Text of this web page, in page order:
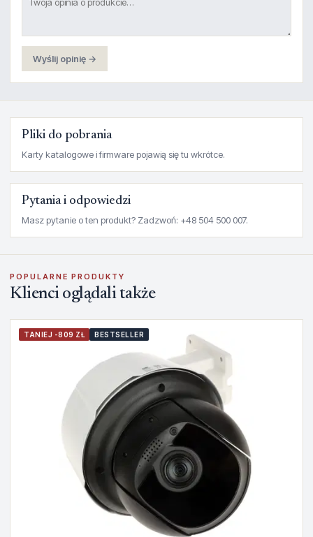
Wyślij opinię →
Pliki do pobrania
Karty katalogowe i firmware pojawią się tu wkrótce.
Pytania i odpowiedzi
Masz pytanie o ten produkt? Zadzwoń: +48 504 500 007.
POPULARNE PRODUKTY
Klienci oglądali także
TANIEJ -809 ZŁ BESTSELLER